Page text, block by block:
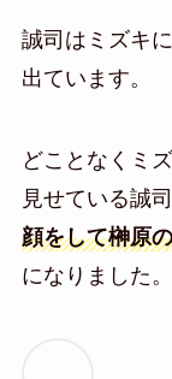
誠司はミズキ
出ています。
どことなくミ
見せている誠
顔をして榊原
になりました。